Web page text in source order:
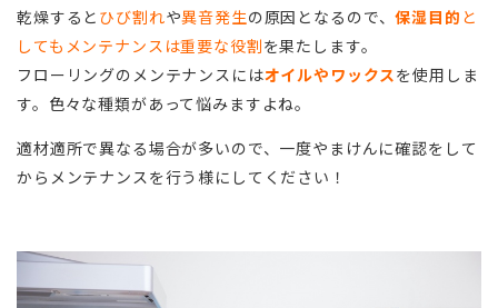
乾燥すると ひび割れや異音発生の原因となるので、保湿目的 と
してもメンテナンスは重要な役割を果たします。
フローリングのメンテナンスにはオイルやワックスを使用しま
す。色々な種類があって悩みますよね。
適材適所で異なる場合が多いので、一度やまけんに確認をして
からメンテナンスを行う様にしてください！